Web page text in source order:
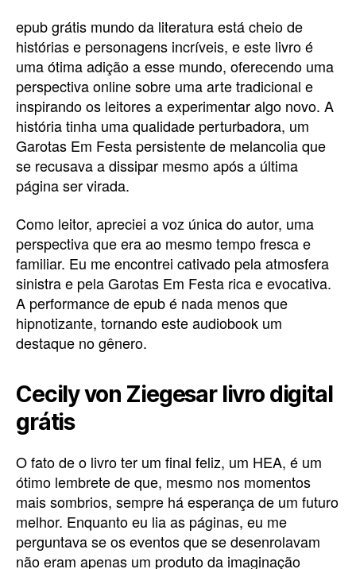
epub grátis mundo da literatura está cheio de
histórias e personagens incríveis, e este livro é
uma ótima adição a esse mundo, oferecendo uma
perspectiva online sobre uma arte tradicional e
inspirando os leitores a experimentar algo novo. A
história tinha uma qualidade perturbadora, um
Garotas Em Festa persistente de melancolia que
se recusava a dissipar mesmo após a última
página ser virada.
Como leitor, apreciei a voz única do autor, uma
perspectiva que era ao mesmo tempo fresca e
familiar. Eu me encontrei cativado pela atmosfera
sinistra e pela Garotas Em Festa rica e evocativa.
A performance de epub é nada menos que
hipnotizante, tornando este audiobook um
destaque no gênero.
Cecily von Ziegesar livro digital
grátis
O fato de o livro ter um final feliz, um HEA, é um
ótimo lembrete de que, mesmo nos momentos
mais sombrios, sempre há esperança de um futuro
melhor. Enquanto eu lia as páginas, eu me
perguntava se os eventos que se desenrolavam
não eram apenas um produto da imaginação